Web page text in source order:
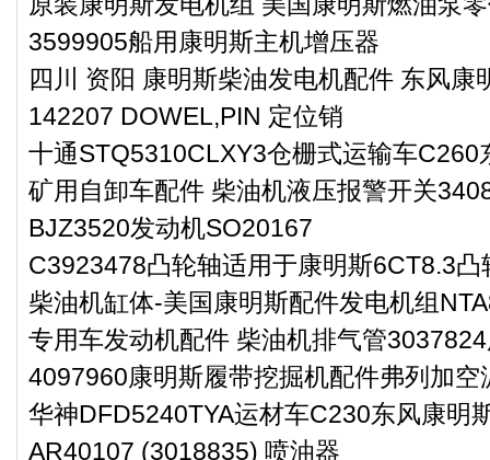
3599905船用康明斯主机增压器
四川 资阳 康明斯柴油发电机配件 东风康
142207 DOWEL,PIN 定位销
十通STQ5310CLXY3仓栅式运输车C260
矿用自卸车配件 柴油机液压报警开关
BJZ3520发动机SO20167
C3923478凸轮轴适用于康明斯6CT8.3凸
柴油机缸体-美国康明斯配件发电机组
专用车发动机配件 柴油机排气管
4097960康明斯履带挖掘机配件弗列加空
华神DFD5240TYA运材车C230东风康明
AR40107 (3018835) 喷油器